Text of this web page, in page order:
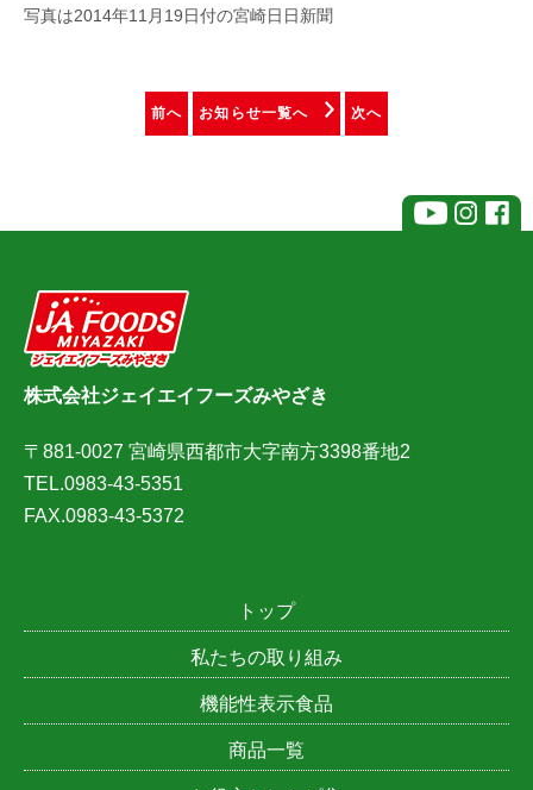
写真は2014年11月19日付の宮崎日日新聞
前へ お知らせ一覧へ 次へ
株式会社ジェイエイフーズみやざき
〒881-0027 宮崎県西都市大字南方3398番地2
TEL.0983-43-5351
FAX.0983-43-5372
トップ
私たちの取り組み
機能性表示食品
商品一覧